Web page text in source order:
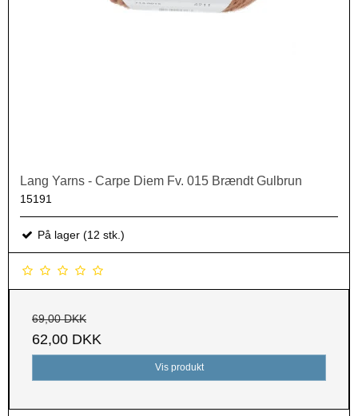
Lang Yarns - Carpe Diem Fv. 015 Brændt Gulbrun
15191
På lager (12 stk.)
69,00 DKK
62,00 DKK
Vis produkt